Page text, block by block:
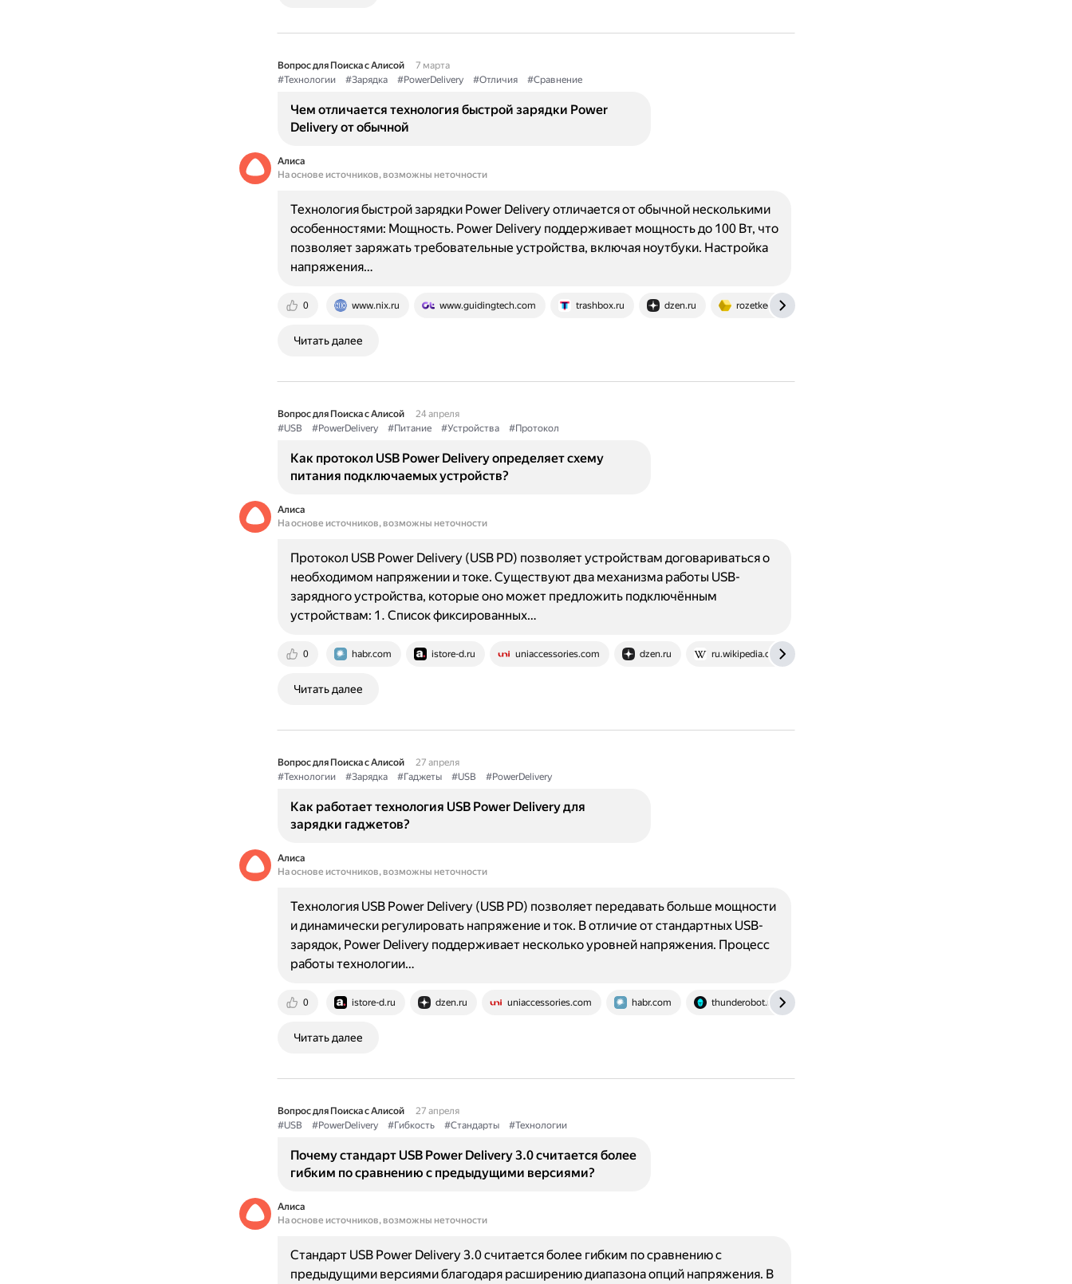
Вопрос для Поиска с Алисой
7 марта
#Технологии
#Зарядка #PowerDelivery #Отличия #Сравнение
Чем отличается технология быстрой зарядки Power
Delivery от обычной
Алиса
На основе источников, возможны неточности
0 www.nix.ru www.guidingtech.com trashbox.ru dzen.ru rozetked.me
Технология быстрой зарядки Power Delivery отличается от обычной несколькими
особенностями: Мощность. Power Delivery поддерживает мощность до 100 Вт, что
позволяет заряжать требовательные устройства, включая ноутбуки. Настройка
напряжения…
Читать далее
Вопрос для Поиска с Алисой
24 апреля
#USB
#PowerDelivery #Питание #Устройства #Протокол
Как протокол USB Power Delivery определяет схему
питания подключаемых устройств?
Алиса
На основе источников, возможны неточности
0 habr.com istore-d.ru uniaccessories.com dzen.ru ru.wikipedia.org
Протокол USB Power Delivery (USB PD) позволяет устройствам договариваться о
необходимом напряжении и токе. Существуют два механизма работы USB-
зарядного устройства, которые оно может предложить подключённым
устройствам: 1. Список фиксированных…
Читать далее
Вопрос для Поиска с Алисой
27 апреля
#Технологии
#Зарядка #Гаджеты #USB #PowerDelivery
Как работает технология USB Power Delivery для
зарядки гаджетов?
Алиса
На основе источников, возможны неточности
0 istore-d.ru dzen.ru uniaccessories.com habr.com thunderobot.ru
Технология USB Power Delivery (USB PD) позволяет передавать больше мощности
и динамически регулировать напряжение и ток. В отличие от стандартных USB-
зарядок, Power Delivery поддерживает несколько уровней напряжения. Процесс
работы технологии…
Читать далее
Вопрос для Поиска с Алисой
27 апреля
#USB
#PowerDelivery #Гибкость #Стандарты #Технологии
Почему стандарт USB Power Delivery 3.0 считается более
гибким по сравнению с предыдущими версиями?
Алиса
На основе источников, возможны неточности
Стандарт USB Power Delivery 3.0 считается более гибким по сравнению с
предыдущими версиями благодаря расширению диапазона опций напряжения. В